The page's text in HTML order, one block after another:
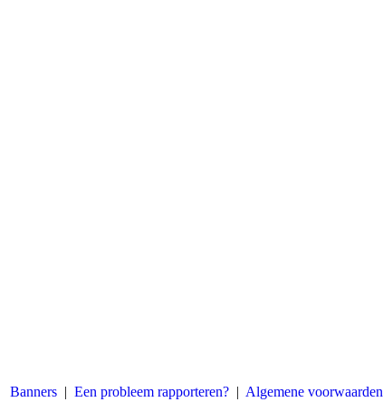
Banners | Een probleem rapporteren? | Algemene voorwaarden